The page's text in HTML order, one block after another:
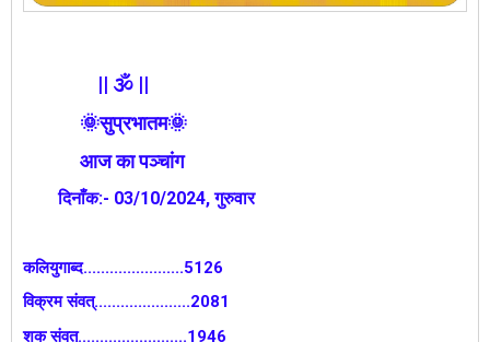
|| 🕉️ ||
🌞सुप्रभातम🌞
आज का पञ्चांग
दिनाँक:- 03/10/2024, गुरुवार
कलियुगाब्द.......................5126
विक्रम संवत्......................2081
शक संवत्.........................1946